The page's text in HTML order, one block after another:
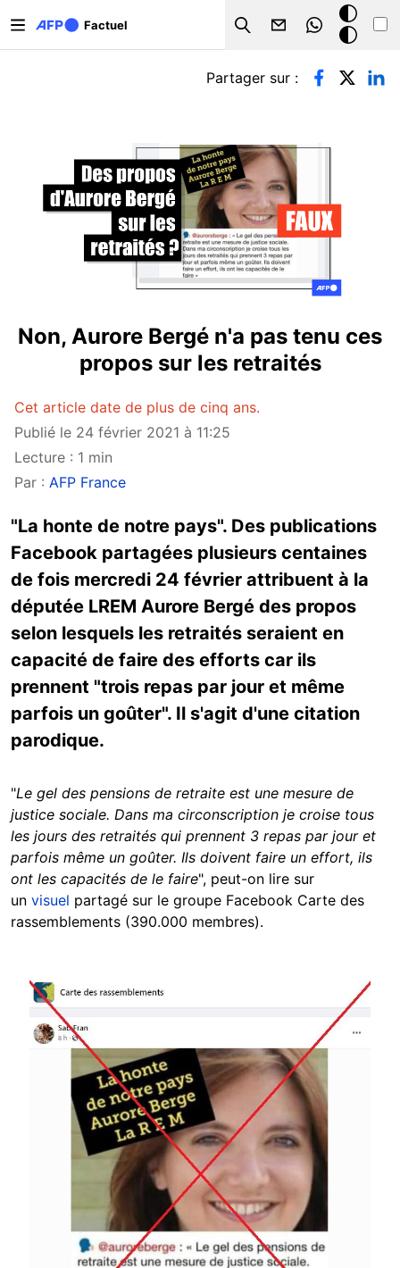
Factuel
Search
Mode
sombre
Onglets principaux
Partager sur :
Non, Aurore Bergé n'a pas tenu ces
propos sur les retraités
Cet article date de plus de cinq ans.
Publié le 24 février 2021 à 11:25
Lecture : 1 min
Par : AFP France
"La honte de notre pays". Des publications
Facebook partagées plusieurs centaines
de fois mercredi 24 février attribuent à la
députée LREM Aurore Bergé des propos
selon lesquels les retraités seraient en
capacité de faire des efforts car ils
prennent "trois repas par jour et même
parfois un goûter". Il s'agit d'une citation
parodique.
"Le gel des pensions de retraite est une mesure de
justice sociale. Dans ma circonscription je croise tous
les jours des retraités qui prennent 3 repas par jour et
parfois même un goûter. Ils doivent faire un effort, ils
ont les capacités de le faire", peut-on lire sur
un visuel partagé sur le groupe Facebook Carte des
rassemblements (390.000 membres).
Image